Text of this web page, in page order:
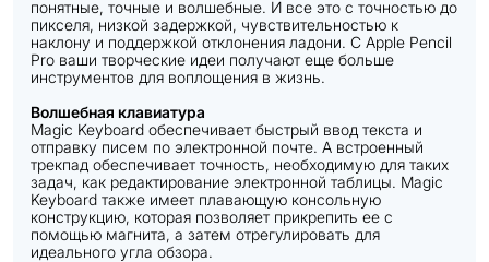
понятные, точные и волшебные. И все это с точностью до
пикселя, низкой задержкой, чувствительностью к
наклону и поддержкой отклонения ладони. С Apple Pencil
Pro ваши творческие идеи получают еще больше
инструментов для воплощения в жизнь.
Волшебная клавиатура
Magic Keyboard обеспечивает быстрый ввод текста и
отправку писем по электронной почте. А встроенный
трекпад обеспечивает точность, необходимую для таких
задач, как редактирование электронной таблицы. Magic
Keyboard также имеет плавающую консольную
конструкцию, которая позволяет прикрепить ее с
помощью магнита, а затем отрегулировать для
идеального угла обзора.